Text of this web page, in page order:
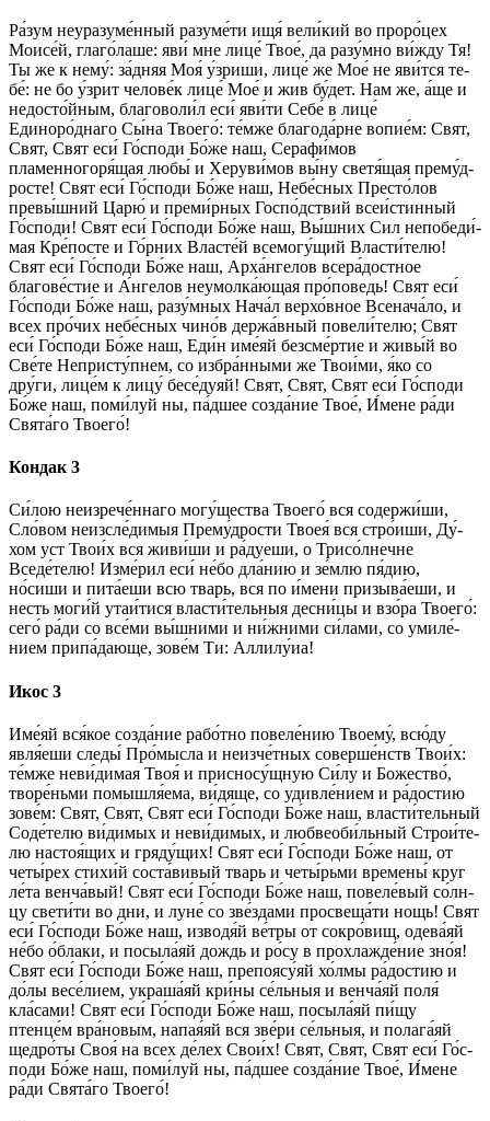
Ра́­зум не­ура­зу­ме́н­ный ра­зу­ме́­ти ищя́ ве­ли́­кий во проро́цех
Моисе́й, гла­го́­ла­ше: яви́ мне лице́ Твое́, да разу́мно ви́жду Тя!
Ты же к не­му́: за́дняя Моя́ у́зриши, лице́ же Мое́ не яви́тся те­
бе́: не бо у́зрит че­ло­ве́к лице́ Мое́ и жив бу́дет. Нам же, а́ще и
недосто́йным, бла­го­во­ли́л еси́ яви́­ти Се­бе́ в лице́
Единоро́днаго Сы́­на Тво­его́: те́м­же бла­го­да́р­не во­пи­е́м: Свят,
Свят, Свят еси́ Го́с­по­ди Бо́­же наш, Серафи́мов
пламенногоря́щая лю­бы́ и Херуви́мов вы́­ну све­тя́­щая пре­му́д­
ро­сте! Свят еси́ Го́с­по­ди Бо́­же наш, Не­бе́с­ных Престо́лов
превы́шний Ца­рю́ и преми́рных Госпо́дствий всеи́стинный
Го́с­по­ди! Свят еси́ Го́с­по­ди Бо́­же наш, Вы́ш­них Сил не­по­бе­ди́­
мая Кре́­пос­те и Го́рних Власте́й всемогу́щий Власти́телю!
Свят еси́ Го́с­по­ди Бо́­же наш, Арха́нгелов всера́достное
благове́стие и А́н­ге­лов неумолка́ющая про́поведь! Свят еси́
Го́с­по­ди Бо́­же наш, разу́мных Нача́л верхо́вное Всенача́ло, и
всех про́­чих не­бе́с­ных чино́в дер­жа́в­ный повели́телю; Свят
еси́ Го́с­по­ди Бо́­же наш, Еди́н име́яй безсме́ртие и жи­вы́й во
Све́­те Не­при­сту́п­нем, со из­бра́н­ны­ми же Тво­и́ми, я́ко со
дру́ги, ли­це́м к ли­цу́ бесе́дуяй! Свят, Свят, Свят еси́ Го́с­по­ди
Бо́­же наш, по­ми́­луй ны, па́дшее со­зда́­ние Твое́, И́мене ра́­ди
Свя­та́­го Тво­его́!
Кондак 3
Си́­лою не­из­ре­че́н­наго могу́щества Тво­его́ вся содержи́ши,
Сло́­вом неизсле́димыя Пре­му́д­ро­сти Твоея́ вся стро́иши, Ду́­
хом уст Тво­и́х вся живи́ши и ра́дуеши, о Трисо́лнечне
Вседе́телю! Изме́рил еси́ не́­бо дла́­нию и зе́м­лю пя́дию,
но́сиши и пита́еши всю тварь, вся по и́мени призыва́еши, и
несть моги́й утаи́тися власти́тельныя десни́цы и взо́ра Тво­его́:
се­го́ ра́­ди со все́­ми вы́шними и ни́жними си́лами, со уми­ле́­
нием при­па́­даю­ще, зо­ве́м Ти: Алли­лу́иа!
Икос 3
Име́яй вся́­кое со­зда́­ние рабо́тно повеле́нию Тво­ему́, всю́ду
явля́еши следы́ Про́мысла и неизче́тных соверше́нств Тво­и́х:
те́м­же неви́димая Твоя́ и присносу́щную Си́­лу и Бо­жест­во́,
творе́ньми помышля́ема, ви́­дя­ще, со удивле́нием и ра́­дос­тию
зо­ве́м: Свят, Свят, Свят еси́ Го́с­по­ди Бо́­же наш, власти́тельный
Соде́телю ви́­ди­мых и не­ви́­ди­мых, и любвеоби́льный Строи́­те­
лю настоя́щих и гряду́щих! Свят еси́ Го́с­по­ди Бо́­же наш, от
четы́рех стихи́й соста́вивый тварь и четы́рьми времены́ круг
ле́та венча́вый! Свят еси́ Го́с­по­ди Бо́­же наш, повеле́вый со́лн­
цу свети́ти во дни, и луне́ со зве́здами просвеща́ти нощь! Свят
еси́ Го́с­по­ди Бо́­же наш, изводя́й ве́тры от сокро́вищ, одева́яй
не́­бо о́блаки, и посыла́яй дождь и ро́су в прохлажде́ние зно́я!
Свят еси́ Го́с­по­ди Бо́­же наш, препоясу́яй хо́лмы ра́­дос­тию и
до́лы ве­се́­ли­ем, украша́яй кри́ны се́льныя и венча́яй поля́
кла́сами! Свят еси́ Го́с­по­ди Бо́­же наш, посыла́яй пи́щу
птенце́м вра́новым, напая́яй вся зве́­ри се́льныя, и полага́яй
щед­ро́­ты Своя́ на всех де́­лех Сво­и́х! Свят, Свят, Свят еси́ Го́с­
по­ди Бо́­же наш, по­ми́­луй ны, па́дшее со­зда́­ние Твое́, И́мене
ра́­ди Свя­та́­го Тво­его́!